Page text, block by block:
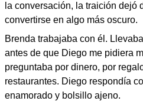
la conversación, la traición dejó
convertirse en algo más oscuro.
Brenda trabajaba con él.
antes de que Diego me pidiera
preguntaba por dinero, por
restaurantes. Diego respondía
enamorado y bolsillo ajeno.